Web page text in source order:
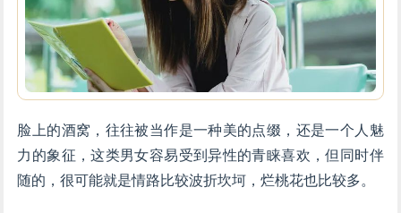
脸上的酒窝，往往被当作是一种美的点缀，还是一个人魅
力的象征，这类男女容易受到异性的青睐喜欢，但同时伴
随的，很可能就是情路比较波折坎坷，烂桃花也比较多。